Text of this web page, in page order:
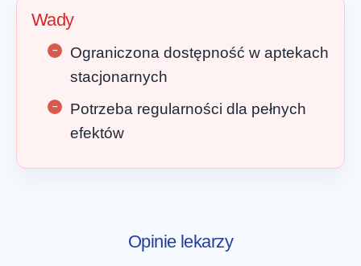
Wady
Ograniczona dostępność w aptekach
stacjonarnych
Potrzeba regularności dla pełnych
efektów
Opinie lekarzy